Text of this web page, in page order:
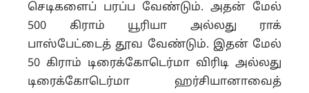
செடிகளைப் பரப்ப வேண்டும். அதன் மேல்
500 கிராம் யூரியா அல்லது ராக்
பாஸ்பேட்டைத் தூவ வேண்டும். இதன் மேல்
50 கிராம் டிரைக்கோடெர்மா விரிடி அல்லது
டிரைக்கோடெர்மா ஹர்சியானாவைத்